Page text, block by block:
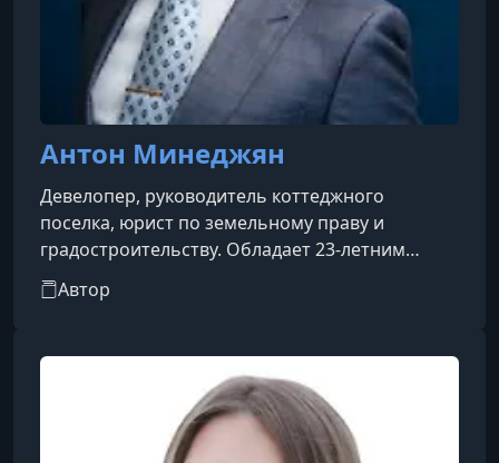
Антон Минеджян
Девелопер, руководитель коттеджного
поселка, юрист по земельному праву и
градостроительству. Обладает 23-летним
опытом в индивидуальном жилищном
строительстве (ИЖС), реализовал 19
сделок и свыше 1000 сделок в
подведомственных структурах.
Автор